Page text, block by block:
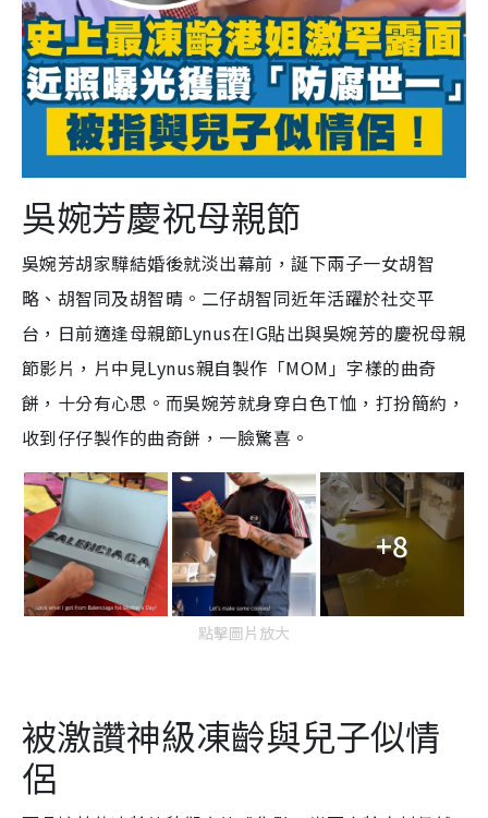
吳婉芳慶祝母親節
吳婉芳胡家驊結婚後就淡出幕前，誕下兩子一女胡智
略、胡智同及胡智晴。二仔胡智同近年活躍於社交平
台，日前適逢母親節Lynus在IG貼出與吳婉芳的慶祝母親
節影片，片中見Lynus親自製作「MOM」字樣的曲奇
餅，十分有心思。而吳婉芳就身穿白色T恤，打扮簡約，
收到仔仔製作的曲奇餅，一臉驚喜。
+8
點擊圖片放大
被激讚神級凍齡與兒子似情
侶